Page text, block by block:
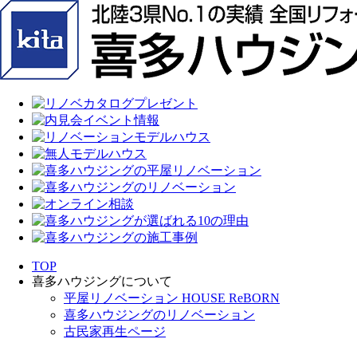
TOP
喜多ハウジングについて
平屋リノベーション HOUSE ReBORN
喜多ハウジングのリノベーション
古民家再生ページ